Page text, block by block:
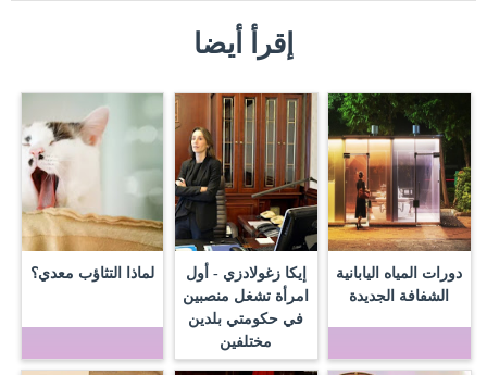
إقرأ أيضا
دورات المياه اليابانية
الشفافة الجديدة
إيكا زغولادزي - أول
امرأة تشغل منصبين
في حكومتي بلدين
مختلفين
لماذا التثاؤب معدي؟